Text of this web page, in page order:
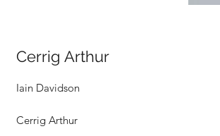
Cerrig Arthur
Iain Davidson
Cerrig Arthur